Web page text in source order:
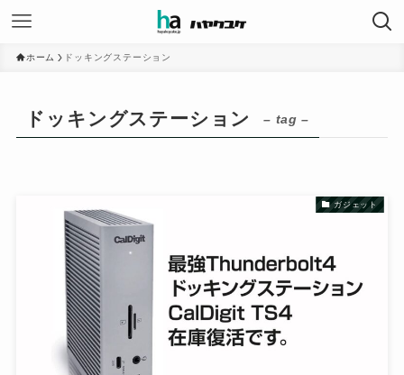
ホーム ドッキングステーション
ドッキングステーション – tag –
ガジェット